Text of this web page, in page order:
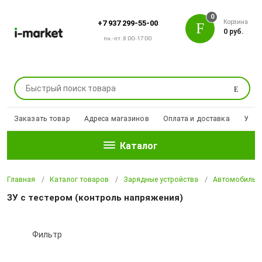
+7 937 299-55-00
пн.-пт. 8:00-17:00
Поиск
0
Корзина
0 руб.
Заказать товар Адреса магазинов Оплата и доставка
Каталог
Главная Каталог товаров Зарядные устройства
ЗУ с тестером (контроль напряжения)
Фильтр